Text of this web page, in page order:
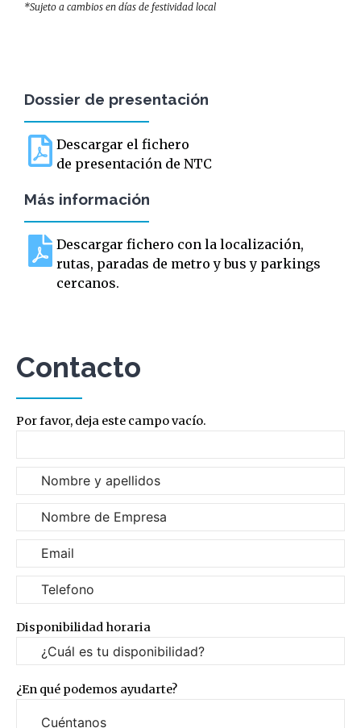
*Sujeto a cambios en días de festividad local
Dossier de presentación
Descargar el fichero
de presentación de NTC
Más información
Descargar fichero con la localización,
rutas, paradas de metro y bus y parkings
cercanos.
Contacto
Por favor, deja este campo vacío.
Disponibilidad horaria
¿En qué podemos ayudarte?